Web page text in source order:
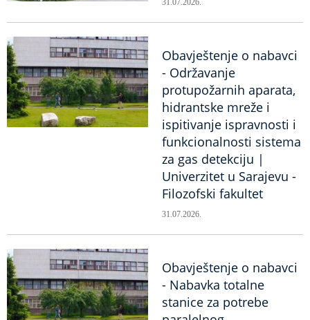
31.07.2026.
Obavještenje o nabavci
- Održavanje
protupožarnih aparata,
hidrantske mreže i
ispitivanje ispravnosti i
funkcionalnosti sistema
za gas detekciju |
Univerzitet u Sarajevu -
Filozofski fakultet
31.07.2026.
Obavještenje o nabavci
- Nabavka totalne
stanice za potrebe